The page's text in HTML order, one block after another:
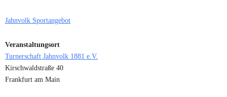
Jahnvolk Sportangebot
Veranstaltungsort
Turnerschaft Jahnvolk 1881 e.V.
Kirschwaldstraße 40
Frankfurt am Main